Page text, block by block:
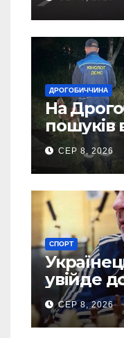
ДРОГОБИЧЧИНА
На
пошуків
СЕР 8, 2026
СПОРТ
увійде
шахової
СЕР 8, 2026